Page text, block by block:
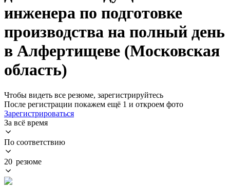
инженера по подготовке
производства на полный день
в Алфертищеве (Московская
область)
Чтобы видеть все резюме, зарегистрируйтесь
После регистрации покажем ещё 1 и откроем фото
Зарегистрироваться
За всё время
По соответствию
20 резюме